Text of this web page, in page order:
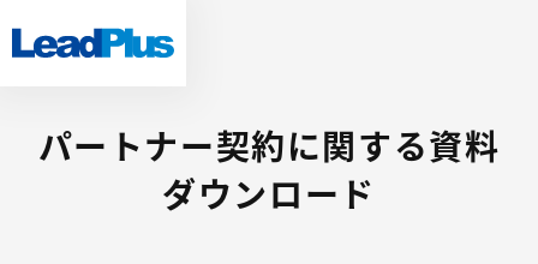
パートナー契約に関する資料
ダウンロード